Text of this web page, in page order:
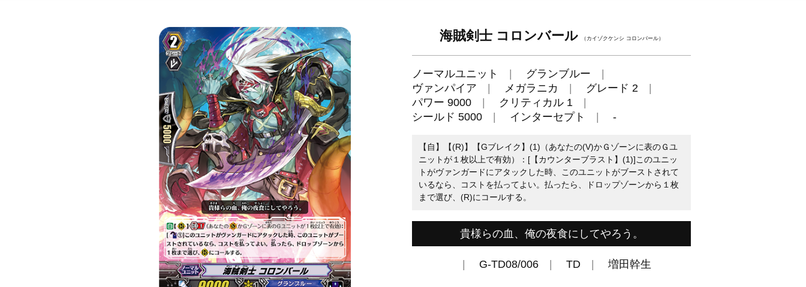
海賊剣士 コロンバール （カイゾクケンシ コロンバール）
ノーマルユニット
グランブルー
ヴァンパイア
メガラニカ
グレード 2
パワー 9000
クリティカル 1
シールド 5000
インターセプト -
【自】【(R)】【Gブレイク】(1)（あなたの(V)かＧゾーンに表のＧユ
ニットが１枚以上で有効）：[【カウンターブラスト】(1)]このユニッ
トがヴァンガードにアタックした時、このユニットがブーストされて
いるなら、コストを払ってよい。払ったら、ドロップゾーンから１枚
まで選び、(R)にコールする。
貴様らの血、俺の夜食にしてやろう。
G-TD08/006 TD 増田幹生